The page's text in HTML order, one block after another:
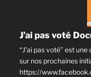
J’ai pas voté
“J’ai pas voté” est
sur nos prochaines
https://